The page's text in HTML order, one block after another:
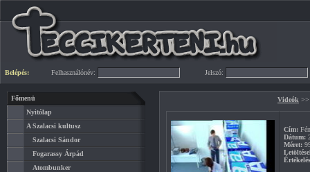
Belépés: Felhasználónév: Jelszó:
Főmenü
Nyitólap
A Szalacsi kultusz
Szalacsi Sándor
Fogarassy Árpád
Atombunker
Videók
Cím:
Dátum:
Méret: